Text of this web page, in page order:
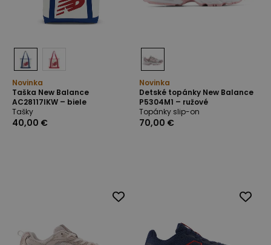
Novinka
Taška New Balance
AC28117IKW – biele
Tašky
40,00 €
Novinka
Detské topánky New Balance
P5304M1 – ružové
Topánky slip-on
70,00 €